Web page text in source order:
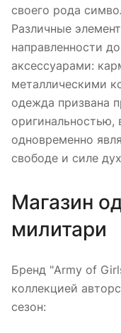
своего рода
Различные
направленности
аксессуарами:
металлическими
одежда призвана
оригинальностью,
одновременно
свободе и силе
Магазин
милитари
Бренд "Army of
коллекцией
сезон: